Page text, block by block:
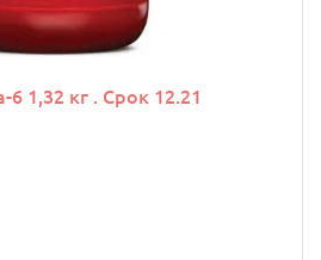
6 1,32 кг . Срок 12.21